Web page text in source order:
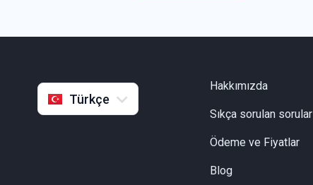
Türkçe
Indonesia
Hakkımızda
Sıkça sorulan sorular
Ödeme ve Fiyatlar
Blog